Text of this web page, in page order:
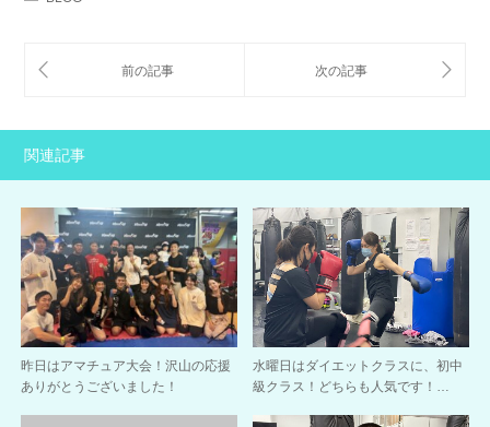
関連記事
昨日はアマチュア大会！沢山の応援
ありがとうございました！
水曜日はダイエットクラスに、初中
級クラス！どちらも人気です！…